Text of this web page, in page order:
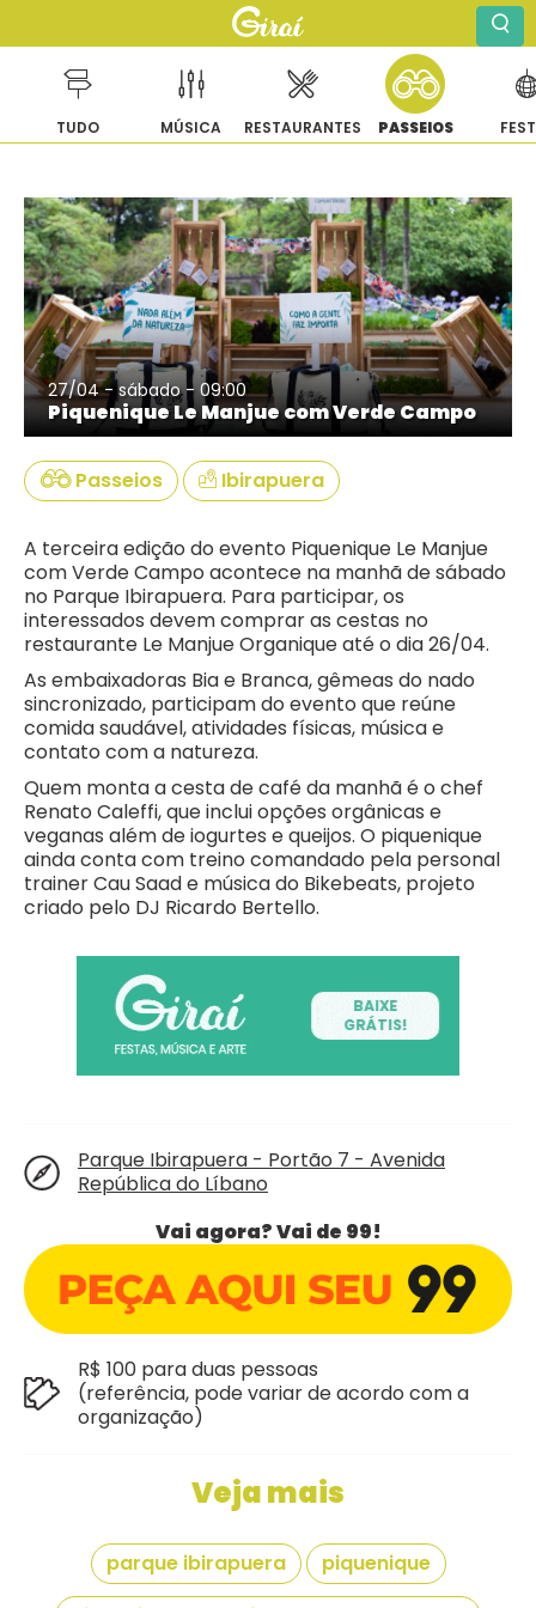
para
o
conteúdo
TUDO MÚSICA RESTAURANTES PASSEIOS
27/04 - sábado - 09:00
Piquenique Le Manjue com Verde Campo
Passeios Ibirapuera
A terceira edição do evento Piquenique Le Manjue
com Verde Campo acontece na manhã de sábado
no Parque Ibirapuera. Para participar, os
interessados devem comprar as cestas no
restaurante Le Manjue Organique até o dia 26/04.
As embaixadoras Bia e Branca, gêmeas do nado
sincronizado, participam do evento que reúne
comida saudável, atividades físicas, música e
contato com a natureza.
Quem monta a cesta de café da manhã é o chef
Renato Caleffi, que inclui opções orgânicas e
veganas além de iogurtes e queijos. O piquenique
ainda conta com treino comandado pela personal
trainer Cau Saad e música do Bikebeats, projeto
criado pelo DJ Ricardo Bertello.
Parque Ibirapuera - Portão 7 - Avenida
República do Líbano
Vai agora? Vai de 99!
R$ 100 para duas pessoas
(referência, pode variar de acordo com a
organização)
Veja mais
parque ibirapuera
piquenique